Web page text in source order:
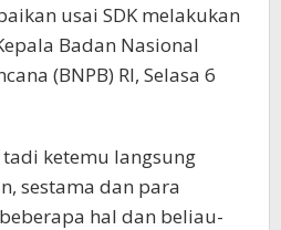
usai SDK melakukan
Badan Nasional
(BNPB) RI, Selasa 6
tadi ketemu langsung
sestama dan para
hal dan beliau-